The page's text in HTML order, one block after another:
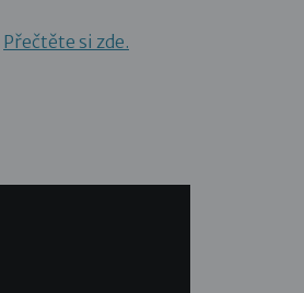
Přečtěte si zde.